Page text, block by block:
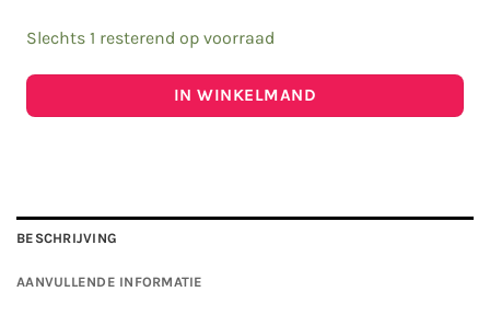
Slechts 1 resterend op voorraad
IN WINKELMAND
BESCHRIJVING
AANVULLENDE INFORMATIE